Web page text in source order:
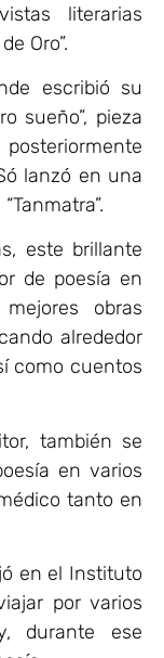
literarias
Oro”.
escribió su
sueño”, pieza
lanzó en una
este brillante
de poesía en
obras
alrededor
como cuentos
también se
en varios
tanto en
en el Instituto
por varios
durante ese